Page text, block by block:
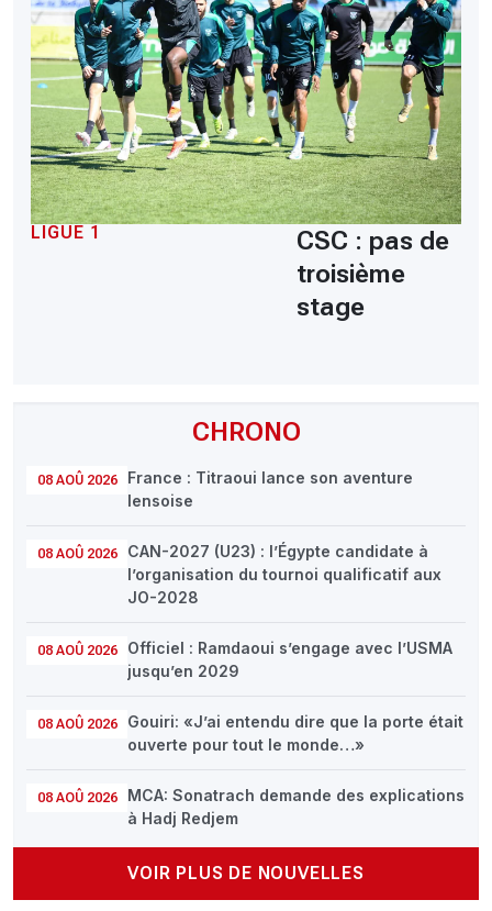
CHRONO
08 AOÛ 2026
France : Titraoui lance son aventure
lensoise
08 AOÛ 2026
CAN-2027 (U23) : l’Égypte candidate à
l’organisation du tournoi qualificatif aux
JO-2028
08 AOÛ 2026
Officiel : Ramdaoui s’engage avec l’USMA
jusqu’en 2029
08 AOÛ 2026
Gouiri: «J’ai entendu dire que la porte était
ouverte pour tout le monde…»
08 AOÛ 2026
MCA: Sonatrach demande des explications
à Hadj Redjem
VOIR PLUS DE NOUVELLES
LIGUE 1
CSC : pas de
troisième
stage